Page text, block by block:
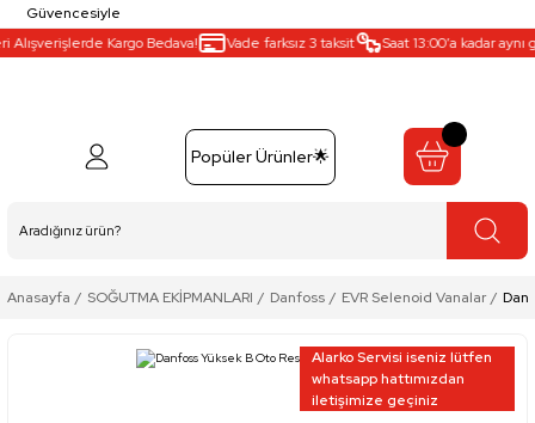
Güvencesiyle
Kargo Bedava!
Vade farksız 3 taksit Saat 13:00’a kadar aynı gün
Popüler Ürünler🌟
Anasayfa SOĞUTMA EKİPMANLARI Danfoss EVR Selenoid Vanalar
Alarko Servisi iseniz lütfen
whatsapp hattımızdan
iletişimize geçiniz